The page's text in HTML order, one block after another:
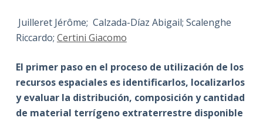
Juilleret Jérôme; Calzada-Díaz Abigail; Scalenghe
Riccardo; Certini Giacomo
El primer paso en el proceso de utilización de los
recursos espaciales es identificarlos, localizarlos
y evaluar la distribución, composición y cantidad
de material terrígeno extraterrestre disponible